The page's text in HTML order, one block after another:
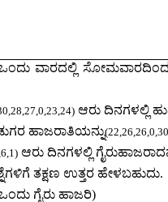
ಒಂದು ವಾರದಲ್ಲಿ
ಆರು ದಿನಗಳಲ್ಲಿ
ಹಾಜರಾತಿಯನ್ನ(
ಆರು ದಿನಗಳಲ್ಲಿ
ತಕ್ಷಣ ಉತ್ತರ ಹೇಳಬಹುದು.
ಗೈರು ಹಾಜರಿ)